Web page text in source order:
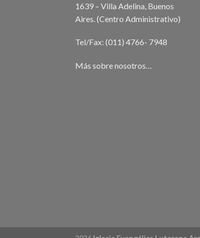
1639 – Villa Adelina, Buenos
Aires. (Centro Administrativo)
Tel/Fax: (011) 4766- 7948
Más sobre nosotros…